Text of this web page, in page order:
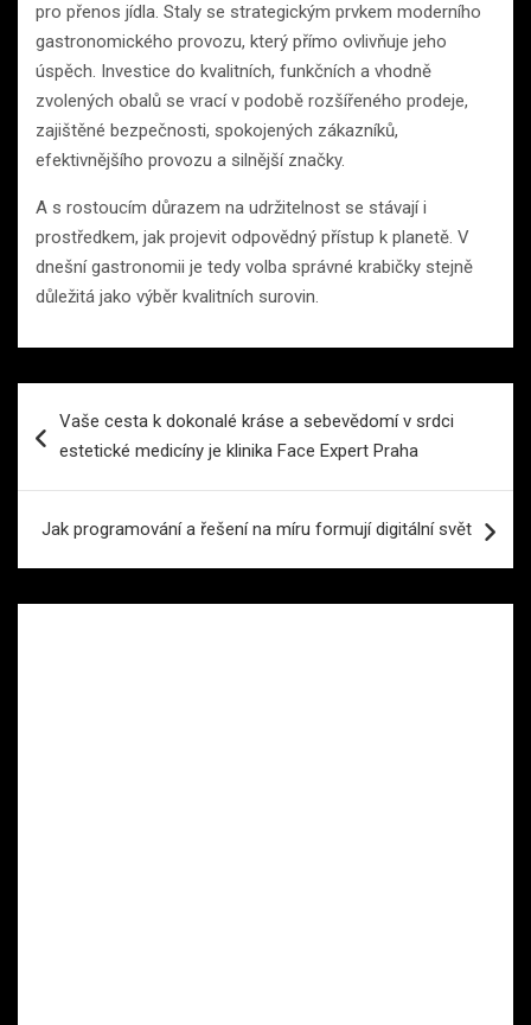
pro přenos jídla. Staly se strategickým prvkem moderního
gastronomického provozu, který přímo ovlivňuje jeho
úspěch. Investice do kvalitních, funkčních a vhodně
zvolených obalů se vrací v podobě rozšířeného prodeje,
zajištěné bezpečnosti, spokojených zákazníků,
efektivnějšího provozu a silnější značky.
A s rostoucím důrazem na udržitelnost se stávají i
prostředkem, jak projevit odpovědný přístup k planetě. V
dnešní gastronomii je tedy volba správné krabičky stejně
důležitá jako výběr kvalitních surovin.
proVaše cesta k dokonalé kráse a sebevědomí v srdci
estetické medicíny je klinika Face Expert Praha
Jak programování a řešení na míru formují digitální svět